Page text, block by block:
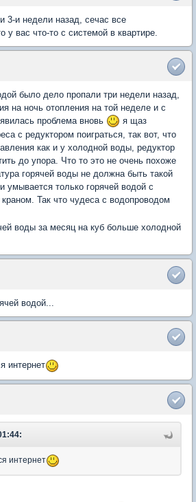
3-и недели назад, сечас все
у вас что-то с системой в квартире.
было дело пропали три недели назад,
на ночь отопления на той неделе и с
проблема вновь
я щаз
с редуктором поиграться, так вот, что
как и у холодной воды, редуктор
до упора. Что то это не очень похоже
горячей воды не должна быть такой
умывается только горячей водой с
Так что чудеса с водопроводом
воды за месяц на куб больше холодной
водой...
интернет
интернет